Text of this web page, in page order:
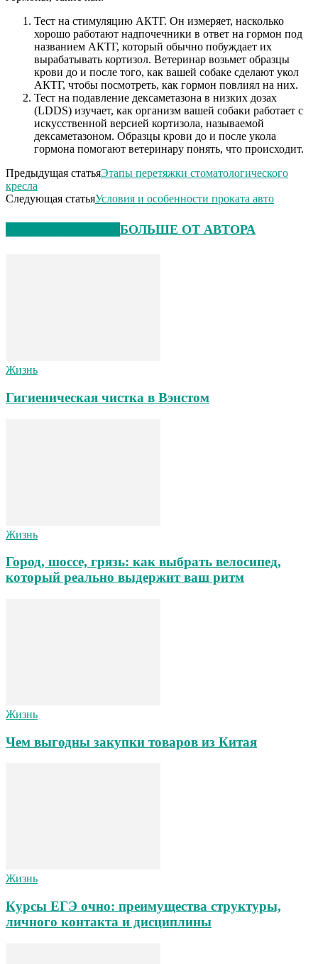
Тест на стимуляцию АКТГ. Он измеряет, насколько
хорошо работают надпочечники в ответ на гормон под
названием АКТГ, который обычно побуждает их
вырабатывать кортизол. Ветеринар возьмет образцы
крови до и после того, как вашей собаке сделают укол
АКТГ, чтобы посмотреть, как гормон повлиял на них.
Тест на подавление дексаметазона в низких дозах
(LDDS) изучает, как организм вашей собаки работает с
искусственной версией кортизола, называемой
дексаметазоном. Образцы крови до и после укола
гормона помогают ветеринару понять, что происходит.
Предыдущая статьяЭтапы перетяжки стоматологического
кресла
Следующая статьяУсловия и особенности проката авто
БОЛЬШЕ ОТ АВТОРА
Жизнь
Гигиеническая чистка в Вэнстом
Жизнь
Город, шоссе, грязь: как выбрать велосипед,
который реально выдержит ваш ритм
Жизнь
Чем выгодны закупки товаров из Китая
Жизнь
Курсы ЕГЭ очно: преимущества структуры,
личного контакта и дисциплины